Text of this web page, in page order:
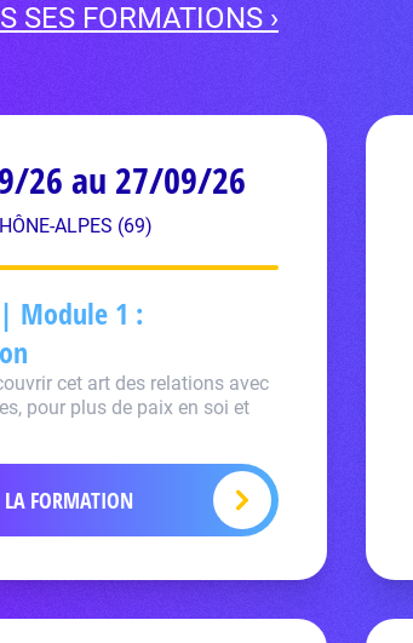
SES FORMATIONS ›
26 au 27/09/26
ALPES (69)
Module 1 :
cet art des relations avec
pour plus de paix en soi et
FORMATION